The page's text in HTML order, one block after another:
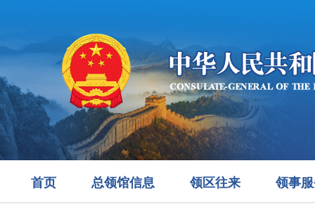
首页 总领馆信息 领区往来 领事